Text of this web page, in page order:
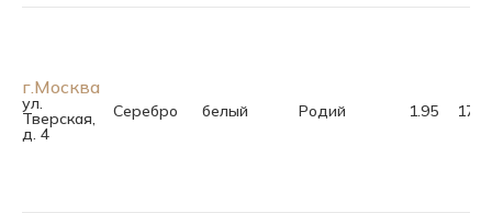
г.Москва
ул.
Тверская,
д. 4
Серебро белый Родий 1.95 17.5